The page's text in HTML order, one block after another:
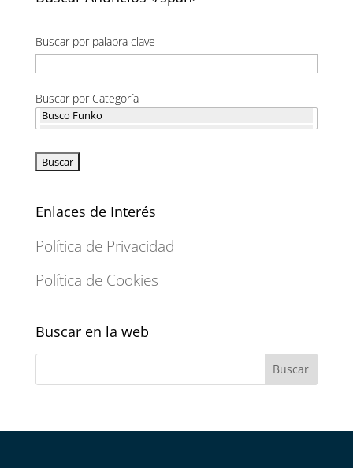
Buscar por palabra clave
Buscar por Categoría
Enlaces de Interés
Política de Privacidad
Política de Cookies
Buscar en la web